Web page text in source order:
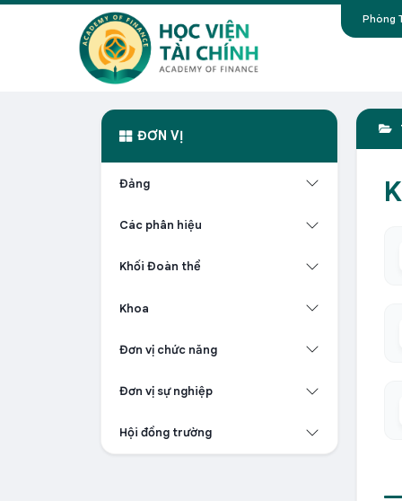
Phòng
ĐƠN VỊ
Đảng
Các phân hiệu
Khối Đoàn thể
Khoa
Đơn vị chức năng
Đơn vị sự nghiệp
Hội đồng trường